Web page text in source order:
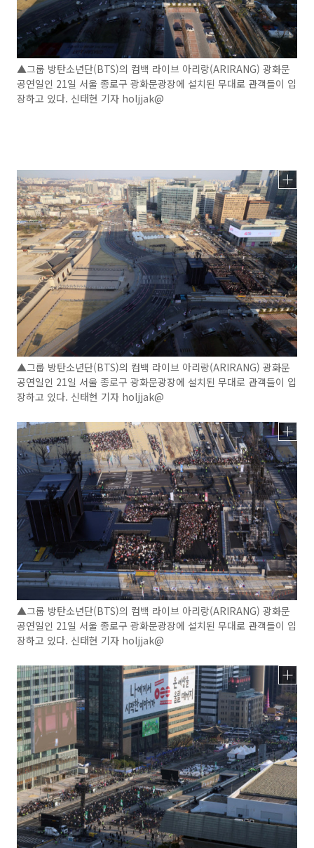
▲그룹 방탄소년단(BTS)의 컴백 라이브 아리랑(ARIRANG) 광화문
공연일인 21일 서울 종로구 광화문광장에 설치된 무대로 관객들이 입
장하고 있다. 신태현 기자 holjjak@
▲그룹 방탄소년단(BTS)의 컴백 라이브 아리랑(ARIRANG) 광화문
공연일인 21일 서울 종로구 광화문광장에 설치된 무대로 관객들이 입
장하고 있다. 신태현 기자 holjjak@
▲그룹 방탄소년단(BTS)의 컴백 라이브 아리랑(ARIRANG) 광화문
공연일인 21일 서울 종로구 광화문광장에 설치된 무대로 관객들이 입
장하고 있다. 신태현 기자 holjjak@